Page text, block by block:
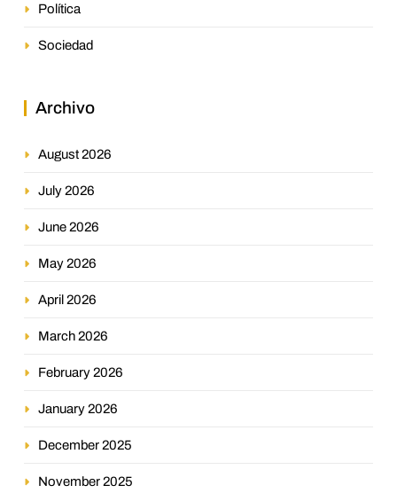
Política
Sociedad
Archivo
August 2026
July 2026
June 2026
May 2026
April 2026
March 2026
February 2026
January 2026
December 2025
November 2025